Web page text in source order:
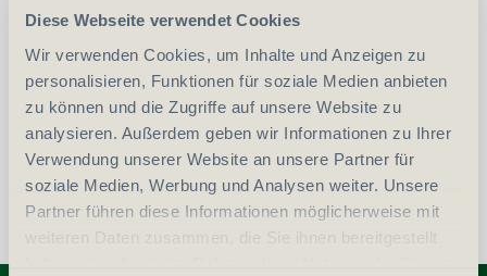
Diese Webseite verwendet Cookies
Wir verwenden Cookies, um Inhalte und Anzeigen zu
personalisieren, Funktionen für soziale Medien anbieten
zu können und die Zugriffe auf unsere Website zu
analysieren. Außerdem geben wir Informationen zu Ihrer
Verwendung unserer Website an unsere Partner für
soziale Medien, Werbung und Analysen weiter. Unsere
Partner führen diese Informationen möglicherweise mit
weiteren Daten zusammen, die Sie ihnen bereitgestellt
vergleichen In den Warenkorb